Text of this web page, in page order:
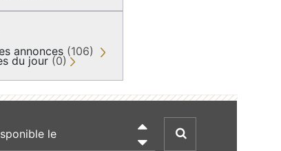
annonces (106)
du jour (0)
